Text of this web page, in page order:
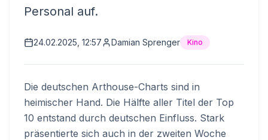
Personal auf.
24.02.2025, 12:57 Damian Sprenger Kino
Die deutschen Arthouse-Charts sind in
heimischer Hand. Die Hälfte aller Titel der Top
10 entstand durch deutschen Einfluss. Stark
präsentierte sich auch in der zweiten Woche